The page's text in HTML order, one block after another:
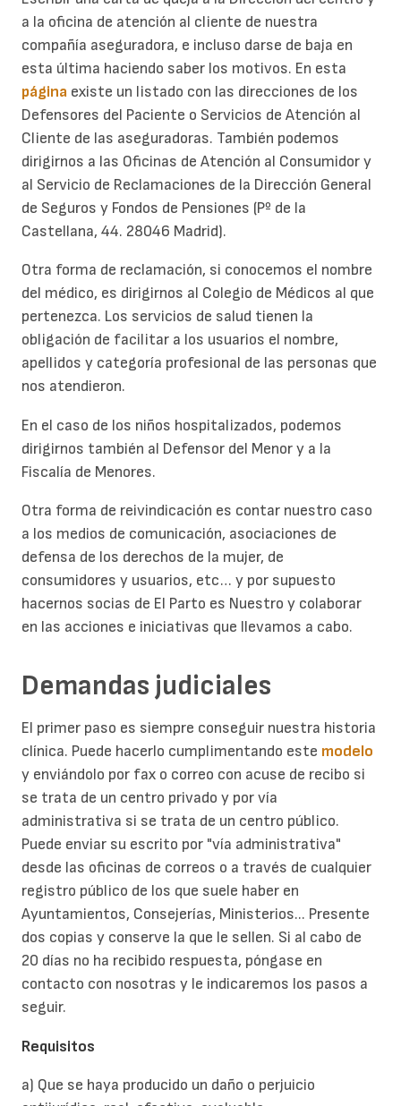
a la oficina de atención al cliente de nuestra
compañía aseguradora, e incluso darse de baja en
esta última haciendo saber los motivos. En esta
página existe un listado con las direcciones de los
Defensores del Paciente o Servicios de Atención al
Cliente de las aseguradoras. También podemos
dirigirnos a las Oficinas de Atención al Consumidor y
al Servicio de Reclamaciones de la Dirección General
de Seguros y Fondos de Pensiones (Pº de la
Castellana, 44. 28046 Madrid).
Otra forma de reclamación, si conocemos el nombre
del médico, es dirigirnos al Colegio de Médicos al que
pertenezca. Los servicios de salud tienen la
obligación de facilitar a los usuarios el nombre,
apellidos y categoría profesional de las personas que
nos atendieron.
En el caso de los niños hospitalizados, podemos
dirigirnos también al Defensor del Menor y a la
Fiscalía de Menores.
Otra forma de reivindicación es contar nuestro caso
a los medios de comunicación, asociaciones de
defensa de los derechos de la mujer, de
consumidores y usuarios, etc… y por supuesto
hacernos socias de El Parto es Nuestro y colaborar
en las acciones e iniciativas que llevamos a cabo.
Demandas judiciales
El primer paso es siempre conseguir nuestra historia
clínica. Puede hacerlo cumplimentando este modelo
y enviándolo por fax o correo con acuse de recibo si
se trata de un centro privado y por vía
administrativa si se trata de un centro público.
Puede enviar su escrito por "vía administrativa"
desde las oficinas de correos o a través de cualquier
registro público de los que suele haber en
Ayuntamientos, Consejerías, Ministerios... Presente
dos copias y conserve la que le sellen. Si al cabo de
20 días no ha recibido respuesta, póngase en
contacto con nosotras y le indicaremos los pasos a
seguir.
Requisitos
a) Que se haya producido un daño o perjuicio